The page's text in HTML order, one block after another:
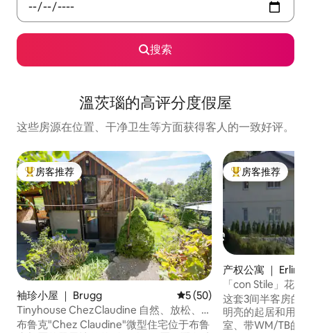
搜索
溫茨瑙的高评分度假屋
这些房源在位置、干净卫生等方面获得客人的一致好评。
热门「房客推荐」
房客推荐
袖珍小屋 ｜ Brugg 平均评分 5 分（满分 5 分）
5 (50)
Tinyhouse ChezClaudine 自然、放松、花
园、阿勒河
布鲁克"Chez Claudine"微型住宅位于布鲁
热门「房客推荐」
房客推荐
产权公寓 ｜
「con Stile」花园
这套3间半客房的
明亮的起居和用餐
室、带WM/TB的